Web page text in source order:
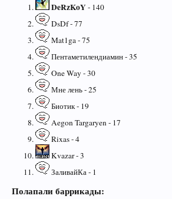
DeRzKoY- 140
DsDf - 77
Mat1ga - 75
Пентаметилендиамин - 35
One Way - 30
Мне лень - 25
Биотик - 19
Aegon Targaryen - 17
Rixas - 4
Kvazar - 3
ЗаливайКа - 1
Полапали баррикады: